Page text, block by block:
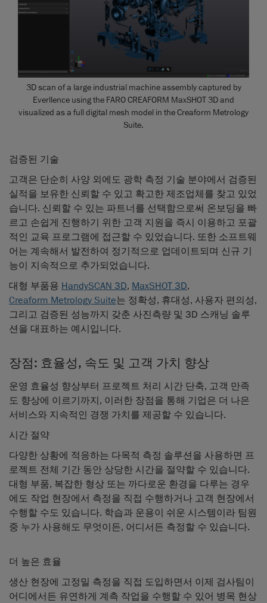
3D scan of a large industrial machine assembly captured by
Everllence using the FARO CREAFORM MaxSHOT 3D and
visualized as a full digital mesh model in the Creaform Metrology
Suite.
검증된 기술
고객은 단순히 사양 외에도 광학 측정 기술 분야에서 검증된
실적을 보유한 신뢰할 수 있고 확고한 제조업체를 찾고 있었
습니다. 신뢰할 수 있는 파트너를 선택함으로써 온보딩을 빠
르고 손쉽게 진행하기 위한 고객 지원을 즉시 이용하고 포괄
적인 교육 프로그램에 접근할 수 있었습니다. 또한 소프트웨
어는 계속해서 발전하여 정기적으로 업데이트되며 신규 기
능이 지속적으로 추가되었습니다.
대형 부품용 HandySCAN 3D, MaxSHOT 3D,
Creaform Metrology Suite는 정확성, 휴대성, 사용자 편의성,
그리고 검증된 성능까지 갖춘 사진측량 및 3D 스캐닝 솔루
션을 대표하는 예시입니다.
장점: 효율성, 속도 및 고객 가치 향상
운영 효율성 향상부터 프로젝트 처리 시간 단축, 고객 만족
도 향상에 이르기까지, 이러한 장점을 통해 기업은 더 나은
서비스와 지속적인 경쟁 가치를 제공할 수 있습니다.
시간 절약
다양한 상황에 적응하는 다목적 측정 솔루션을 사용하면 프
로젝트 전체 기간 동안 상당한 시간을 절약할 수 있습니다.
대형 부품, 복잡한 형상 또는 까다로운 환경을 다루는 경우
에도 작업 현장에서 측정을 직접 수행하거나 고객 현장에서
수행할 수도 있습니다. 학습과 운용이 쉬운 시스템이라 팀원
중 누가 사용해도 무엇이든, 어디서든 측정할 수 있습니다.
더 높은 효율
생산 현장에 고정밀 측정을 직접 도입하면서 이제 검사팀이
어디에서든 유연하게 계측 작업을 수행할 수 있어 병목 현상